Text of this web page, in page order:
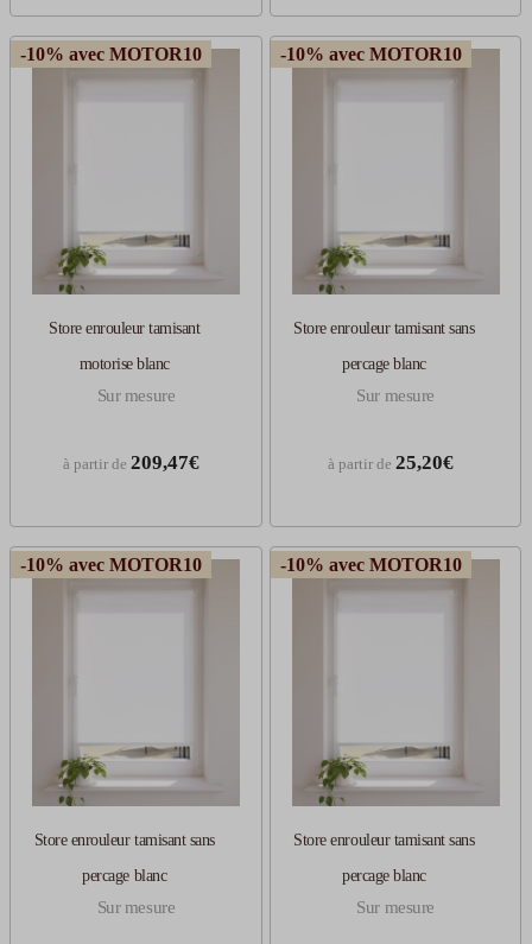
-10% avec MOTOR10
Store enrouleur tamisant
motorise blanc
Sur mesure
à partir de 209,47€
-10% avec MOTOR10
Store enrouleur tamisant sans
percage blanc
Sur mesure
à partir de 25,20€
-10% avec MOTOR10
Store enrouleur tamisant sans
percage blanc
Sur mesure
-10% avec MOTOR10
Store enrouleur tamisant sans
percage blanc
Sur mesure